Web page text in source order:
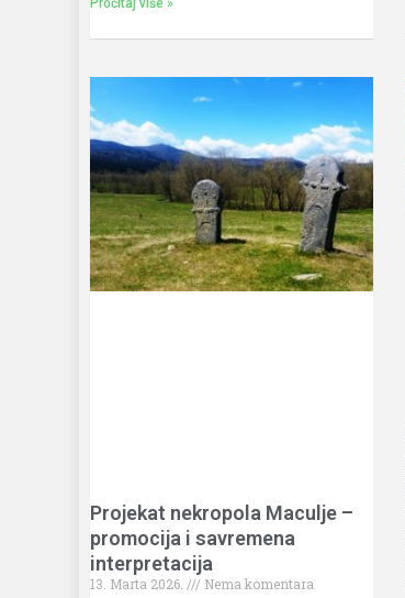
Pročitaj više »
Projekat nekropola Maculje –
promocija i savremena
interpretacija
13. Marta 2026.
Nema komentara